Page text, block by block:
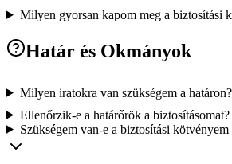
Milyen gyorsan kapom meg a biztosítási
Határ és Okmányok
Milyen iratokra van szükségem a határon?
Ellenőrzik-e a határőrök a biztosításomat?
Szükségem van-e a biztosítási